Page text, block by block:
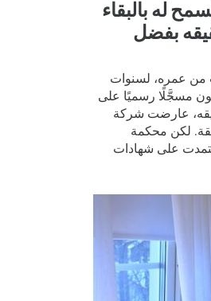
له بالبقاء
بفضل
من عمره، لسنوات
مسجَّلًا رسميًا على
عارضت شركة
لكن محكمة
على شهادات